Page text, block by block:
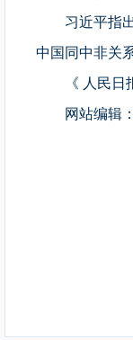
习近平指
中国同中非关
《 人民日
网站编辑：